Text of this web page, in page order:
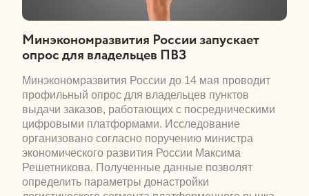
​Минэкономразвития России запускает
опрос для владельцев ПВЗ
​Минэкономразвития России до 14 мая проводит
профильный опрос для владельцев пунктов
выдачи заказов, работающих с посредническими
цифровыми платформами. Исследование
организовано согласно поручению министра
экономического развития России Максима
Решетникова. Полученные данные позволят
определить параметры донастройки